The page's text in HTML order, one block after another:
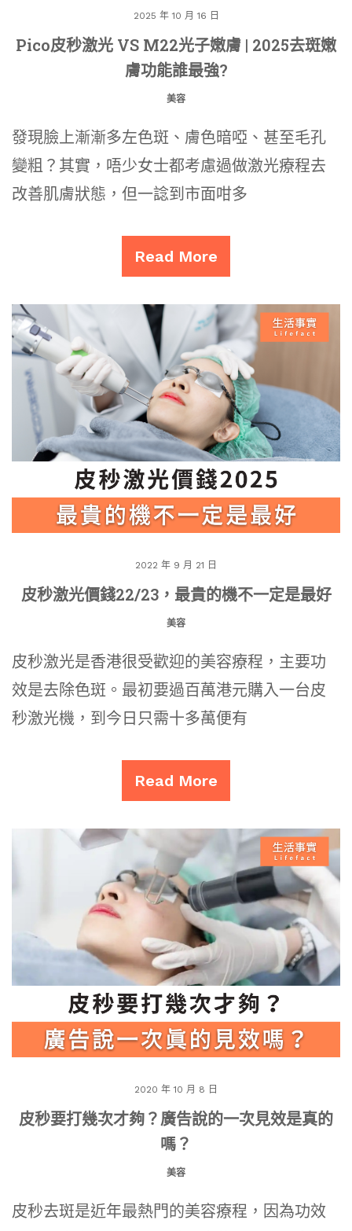
2025 年 10 月 16 日
Pico皮秒激光 VS M22光子嫩膚 | 2025去斑嫩
膚功能誰最強?
美容
發現臉上漸漸多左色斑、膚色暗啞、甚至毛孔
變粗？其實，唔少女士都考慮過做激光療程去
改善肌膚狀態，但一諗到市面咁多
Read More
2022 年 9 月 21 日
皮秒激光價錢22/23，最貴的機不一定是最好
美容
皮秒激光是香港很受歡迎的美容療程，主要功
效是去除色斑。最初要過百萬港元購入一台皮
秒激光機，到今日只需十多萬便有
Read More
2020 年 10 月 8 日
皮秒要打幾次才夠？廣告說的一次見效是真的
嗎？
美容
皮秒去斑是近年最熱門的美容療程，因為功效